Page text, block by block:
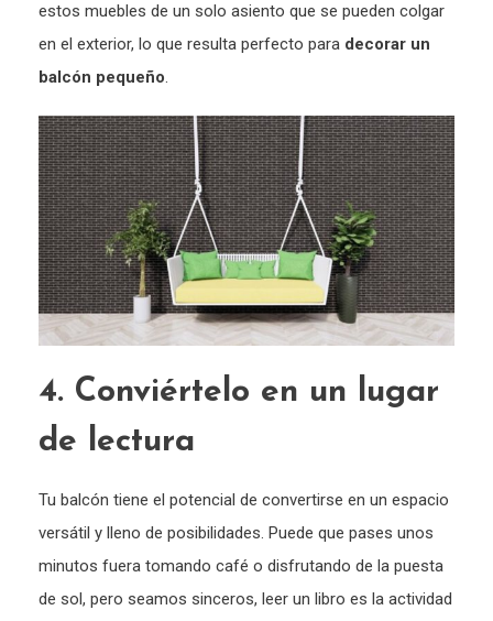
estos muebles de un solo asiento que se pueden colgar
en el exterior, lo que resulta perfecto para decorar un
balcón pequeño.
4. Conviértelo en un lugar
de lectura
Tu balcón tiene el potencial de convertirse en un espacio
versátil y lleno de posibilidades. Puede que pases unos
minutos fuera tomando café o disfrutando de la puesta
de sol, pero seamos sinceros, leer un libro es la actividad